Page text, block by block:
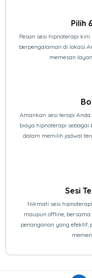
Pilih
Pesan sesi hipnoterapi
berpengalaman di lokasi
memesan
Amankan sesi terapi
biaya hipnoterapi sebagai
dalam memilih jadwal
Sesi
Nikmati sesi
maupun offline,
penanganan yang efektif,